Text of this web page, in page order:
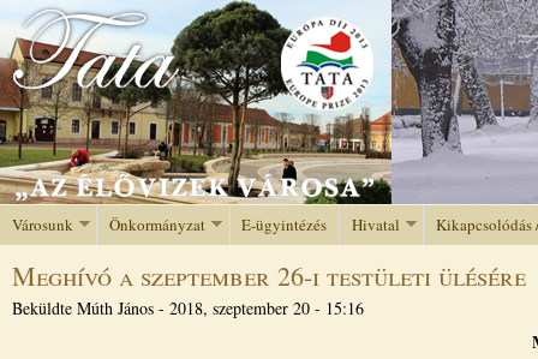
Jump to navigation
Városunk Önkormányzat E-ügyintézés Hivatal Kikapcsolódás
Meghívó a szeptember 26-i testületi ülésére
Beküldte Múth János - 2018, szeptember 20 - 15:16